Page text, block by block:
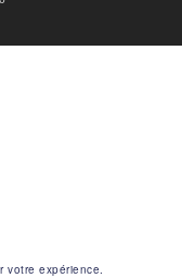
votre expérience.